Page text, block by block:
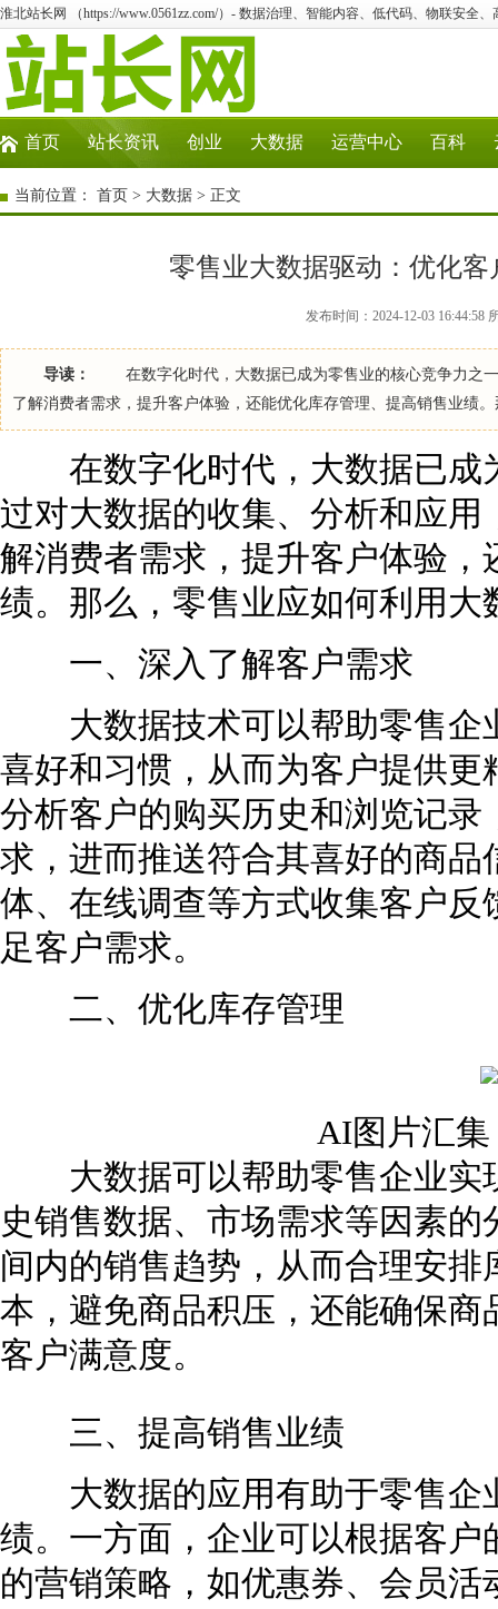
淮北站长网 （https://www.0561zz.com/）- 数据治理、智能内容、低代码、物联安全
首页 站长资讯 创业 大数据 运营中心 百科
当前位置： 首页 > 大数据 > 正文
零售业大数据驱动：优化
发布时间：2024-12-03 16:44:58
导读：
在数字化时代，大数据已成为零售业的核心竞争力之一
了解消费者需求，提升客户体验，还能优化库存管理、提高销售业绩。
在数字化时代，大数据已成
过对大数据的收集、分析和应
解消费者需求，提升客户体验
绩。那么，零售业应如何利用大
一、深入了解客户需求
大数据技术可以帮助零售企
喜好和习惯，从而为客户提供
分析客户的购买历史和浏览记
求，进而推送符合其喜好的商
体、在线调查等方式收集客户
足客户需求。
二、优化库存管理
AI图片汇
大数据可以帮助零售企业实
史销售数据、市场需求等因素
间内的销售趋势，从而合理安
本，避免商品积压，还能确保
客户满意度。
三、提高销售业绩
大数据的应用有助于零售企
绩。一方面，企业可以根据客
的营销策略，如优惠券、会员